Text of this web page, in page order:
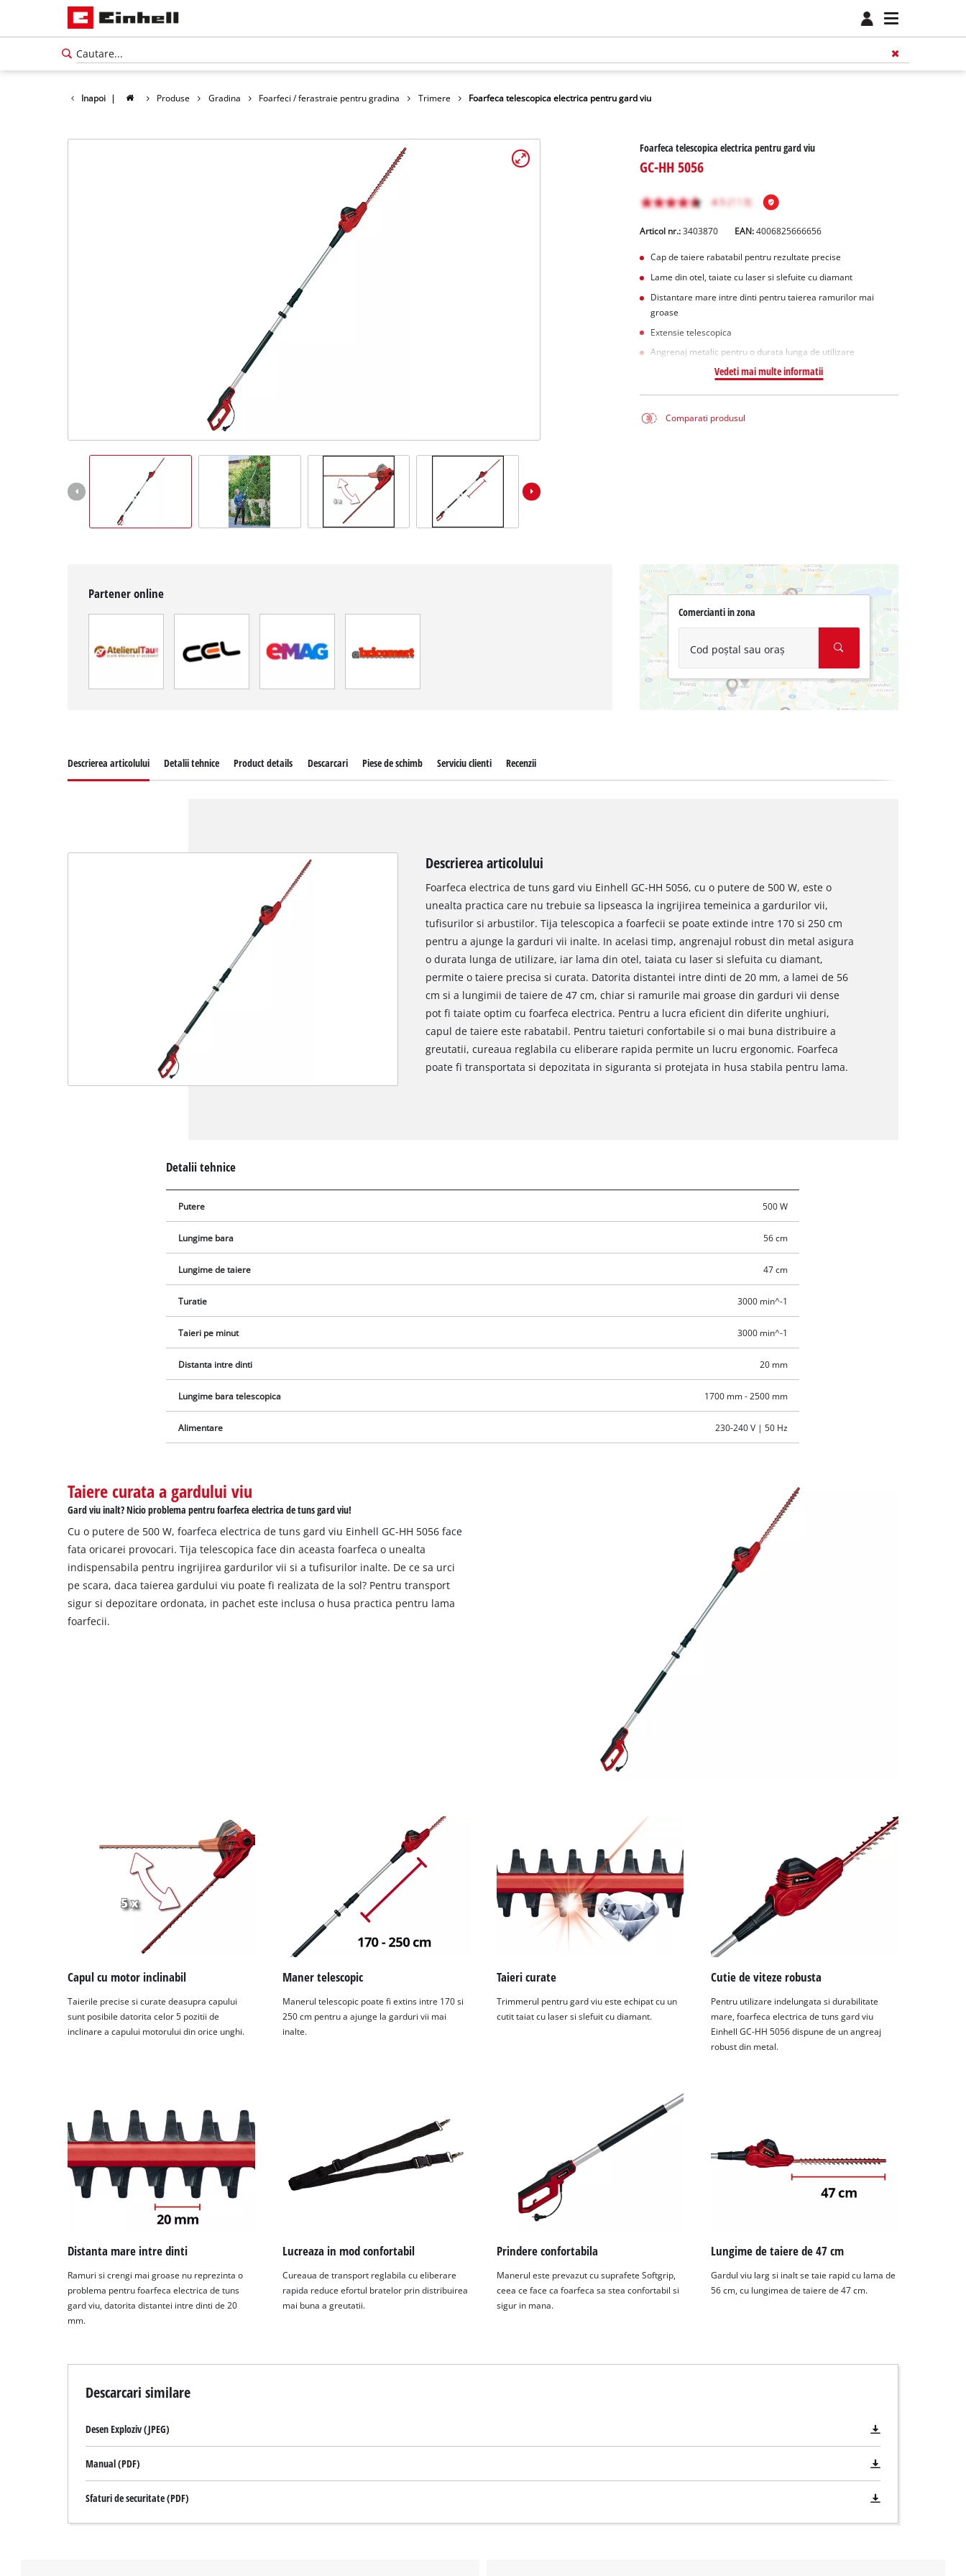
Inapoi | Produse Gradina Foarfeci / ferastraie pentru gradina Trimere Foarfeca telescopica electrica pentru gard viu
Foarfeca telescopica electrica pentru gard viu
GC-HH 5056
Articol nr.: 3403870 EAN:4006825666656
Cap de taiere rabatabil pentru rezultate precise
Lame din otel, taiate cu laser si slefuite cu diamant
Distantare mare intre dinti pentru taierea ramurilor mai
groase
Extensie telescopica
Angrenaj metalic pentru o durata lunga de utilizare
Vedeti mai multe informatii
Comparati produsul
Partener online
Comercianti in zona
Cod poștal sau oraș
Avem nevoie de acordul dvs. pentru a
incarca serviciul Google Maps!
This content is not permitted to load due
to trackers that are not disclosed to the
Descrierea articolului Detalii tehnice Product details Descarcari Piese de schimb Serviciu clienti Recenzii
Descrierea articolului
Foarfeca electrica de tuns gard viu Einhell GC-HH 5056, cu o putere de 500 W, este o
unealta practica care nu trebuie sa lipseasca la ingrijirea temeinica a gardurilor vii,
tufisurilor si arbustilor. Tija telescopica a foarfecii se poate extinde intre 170 si 250 cm
pentru a ajunge la garduri vii inalte. In acelasi timp, angrenajul robust din metal asigura
o durata lunga de utilizare, iar lama din otel, taiata cu laser si slefuita cu diamant,
permite o taiere precisa si curata. Datorita distantei intre dinti de 20 mm, a lamei de 56
cm si a lungimii de taiere de 47 cm, chiar si ramurile mai groase din garduri vii dense
pot fi taiate optim cu foarfeca electrica. Pentru a lucra eficient din diferite unghiuri,
capul de taiere este rabatabil. Pentru taieturi confortabile si o mai buna distribuire a
greutatii, cureaua reglabila cu eliberare rapida permite un lucru ergonomic. Foarfeca
poate fi transportata si depozitata in siguranta si protejata in husa stabila pentru lama.
Detalii tehnice
Putere 500 W
Lungime bara 56 cm
Lungime de taiere 47 cm
Turatie 3000 min^-1
Taieri pe minut 3000 min^-1
Distanta intre dinti 20 mm
Lungime bara telescopica 1700 mm - 2500 mm
Alimentare 230-240 V | 50 Hz
Taiere curata a gardului viu
Gard viu inalt? Nicio problema pentru foarfeca electrica de tuns gard viu!
Cu o putere de 500 W, foarfeca electrica de tuns gard viu Einhell GC-HH 5056 face
fata oricarei provocari. Tija telescopica face din aceasta foarfeca o unealta
indispensabila pentru ingrijirea gardurilor vii si a tufisurilor inalte. De ce sa urci
pe scara, daca taierea gardului viu poate fi realizata de la sol? Pentru transport
sigur si depozitare ordonata, in pachet este inclusa o husa practica pentru lama
foarfecii.
Capul cu motor inclinabil
Taierile precise si curate deasupra capului
sunt posibile datorita celor 5 pozitii de
inclinare a capului motorului din orice unghi.
Maner telescopic
Manerul telescopic poate fi extins intre 170 si
250 cm pentru a ajunge la garduri vii mai
inalte.
Taieri curate
Trimmerul pentru gard viu este echipat cu un
cutit taiat cu laser si slefuit cu diamant.
Cutie de viteze robusta
Pentru utilizare indelungata si durabilitate
mare, foarfeca electrica de tuns gard viu
Einhell GC-HH 5056 dispune de un angreaj
robust din metal.
Distanta mare intre dinti
Ramuri si crengi mai groase nu reprezinta o
problema pentru foarfeca electrica de tuns
gard viu, datorita distantei intre dinti de 20
mm.
Lucreaza in mod confortabil
Cureaua de transport reglabila cu eliberare
rapida reduce efortul bratelor prin distribuirea
mai buna a greutatii.
Prindere confortabila
Manerul este prevazut cu suprafete Softgrip,
ceea ce face ca foarfeca sa stea confortabil si
sigur in mana.
Lungime de taiere de 47 cm
Gardul viu larg si inalt se taie rapid cu lama de
56 cm, cu lungimea de taiere de 47 cm.
Descarcari similare
Desen Exploziv (JPEG)
Manual (PDF)
Sfaturi de securitate (PDF)